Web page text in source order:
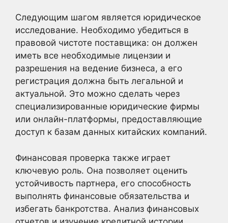
Следующим шагом является юридическое
исследование. Необходимо убедиться в
правовой чистоте поставщика: он должен
иметь все необходимые лицензии и
разрешения на ведение бизнеса, а его
регистрация должна быть легальной и
актуальной. Это можно сделать через
специализированные юридические фирмы
или онлайн-платформы, предоставляющие
доступ к базам данных китайских компаний.
Финансовая проверка также играет
ключевую роль. Она позволяет оценить
устойчивость партнера, его способность
выполнять финансовые обязательства и
избегать банкротства. Анализ финансовых